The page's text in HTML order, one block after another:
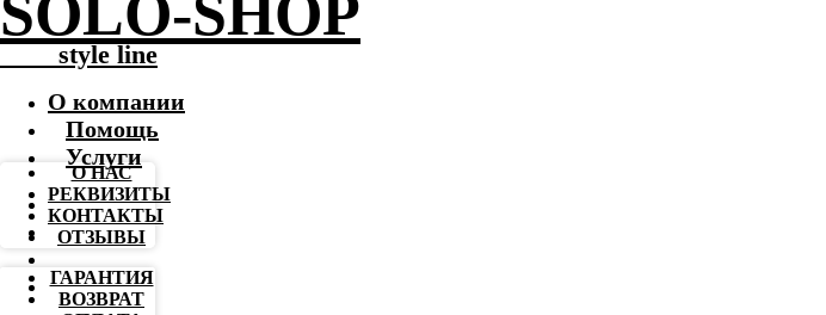
SOLO-SHOP
-------style line
О компании
Помощь
Услуги
О НАС
РЕКВИЗИТЫ
КОНТАКТЫ
ОТЗЫВЫ
ГАРАНТИЯ
ВОЗВРАТ